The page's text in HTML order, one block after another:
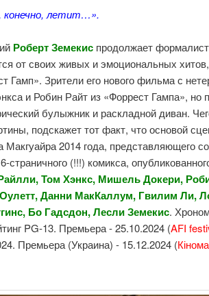
конечно, летит…».
Роберт Земекис продолжает
от своих живых и эмоциональных
Гамп». Зрители его нового фильма с
и Робин Райт из «Форрест Гампа», но
булыжник и раскладной диван.
подскажет тот факт, что основой
Макгуайра 2014 года, представляющего
страничного (!!!) комикса,
Том Хэнкс, МишельДокери,
Данни МакКаллум, Гвилим Ли,
Бо Гадсдон, Лесли Земекис.
PG-13. Премьера - 25.10.2024 (AFI
Премьера (Украина) - 15.12.2024 (